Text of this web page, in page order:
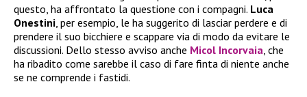
questo, ha affrontato la questione con i compagni. Luca
Onestini, per esempio, le ha suggerito di lasciar perdere e di
prendere il suo bicchiere e scappare via di modo da evitare le
discussioni. Dello stesso avviso anche Micol Incorvaia, che
ha ribadito come sarebbe il caso di fare finta di niente anche
se ne comprende i fastidi.